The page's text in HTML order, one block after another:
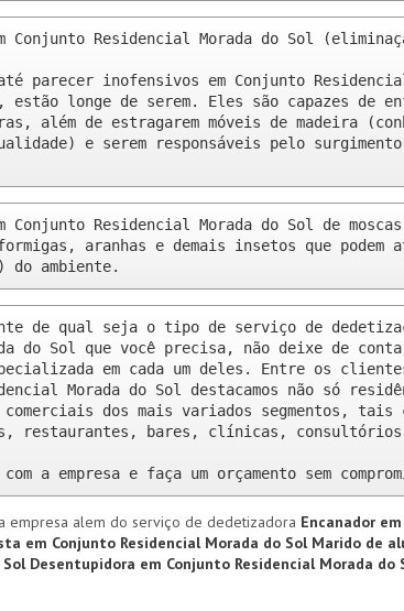
Conjunto Residencial Morada do Sol
até parecer inofensivos em Conjunto
estão longe de serem. Eles são capazes de
além de estragarem móveis de madeira
e serem responsáveis pelo surgimento
Conjunto Residencial Morada do Sol de
aranhas e demais insetos que podem
do ambiente.
de qual seja o tipo de serviço de
do Sol que você precisa, não deixe de
em cada um deles. Entre os
Morada do Sol destacamos não só
comerciais dos mais variados segmentos, tais
restaurantes, bares, clínicas,
a empresa e faça um orçamento sem
empresa alem do serviço de dedetizadora Encanador
em Conjunto Residencial Morada do Sol Marido de
Sol Desentupidora em Conjunto Residencial Morada do